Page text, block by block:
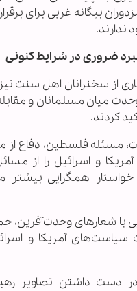
بیگانه غربی برای
ضروری در شرایط کنونی
از سخنرانان اهل سنت
میان مسلمانان و مقابله
کردند.
مسئله فلسطین، دفاع از
و اسرائیل را از
همگرایی بیشتر
با شعارهای وحدت‌آفرین،
سیاست‌های آمریکا و
دست داشتن تصاویر